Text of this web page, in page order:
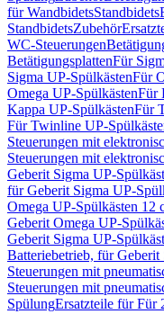
für WandbidetsStandbidets
StandbidetsZubehör
WC-Steuerungen
BetätigungsplattenFür
Sigma UP-SpülkästenFür
Omega UP-SpülkästenFür
Kappa UP-SpülkästenFür
Für Twinline UP-
Steuerungen mit
Steuerungen mit
Geberit Sigma UP-
für Geberit Sigma UP-
Omega UP-Spülkästen 12
Geberit Omega UP-
Geberit Sigma UP-
Batteriebetrieb, für
Steuerungen mit
Steuerungen mit
SpülungErsatzteile für Für